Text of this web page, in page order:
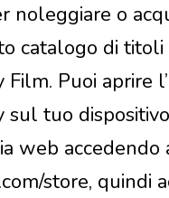
noleggiare o
catalogo di titoli
Puoi aprire
sul tuo dispositivo
web accedendo
store, quindi